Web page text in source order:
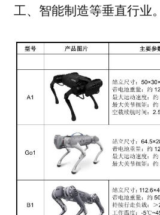
工、智能制造等垂直行业。